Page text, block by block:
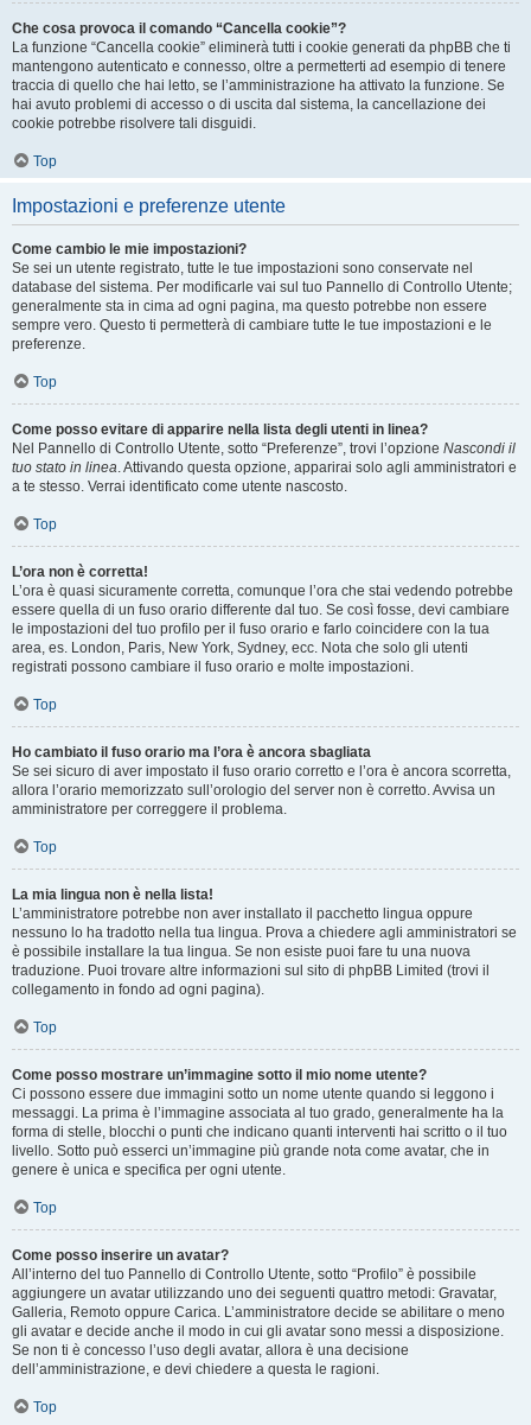
Che cosa provoca il comando “Cancella cookie”?
La funzione “Cancella cookie” eliminerà tutti i cookie generati da phpBB che ti
mantengono autenticato e connesso, oltre a permetterti ad esempio di tenere
traccia di quello che hai letto, se l’amministrazione ha attivato la funzione. Se
hai avuto problemi di accesso o di uscita dal sistema, la cancellazione dei
cookie potrebbe risolvere tali disguidi.
Top
Impostazioni e preferenze utente
Come cambio le mie impostazioni?
Se sei un utente registrato, tutte le tue impostazioni sono conservate nel
database del sistema. Per modificarle vai sul tuo Pannello di Controllo Utente;
generalmente sta in cima ad ogni pagina, ma questo potrebbe non essere
sempre vero. Questo ti permetterà di cambiare tutte le tue impostazioni e le
preferenze.
Top
Come posso evitare di apparire nella lista degli utenti in linea?
Nel Pannello di Controllo Utente, sotto “Preferenze”, trovi l’opzione Nascondi il
tuo stato in linea. Attivando questa opzione, apparirai solo agli amministratori e
a te stesso. Verrai identificato come utente nascosto.
Top
L’ora non è corretta!
L’ora è quasi sicuramente corretta, comunque l’ora che stai vedendo potrebbe
essere quella di un fuso orario differente dal tuo. Se così fosse, devi cambiare
le impostazioni del tuo profilo per il fuso orario e farlo coincidere con la tua
area, es. London, Paris, New York, Sydney, ecc. Nota che solo gli utenti
registrati possono cambiare il fuso orario e molte impostazioni.
Top
Ho cambiato il fuso orario ma l’ora è ancora sbagliata
Se sei sicuro di aver impostato il fuso orario corretto e l’ora è ancora scorretta,
allora l’orario memorizzato sull’orologio del server non è corretto. Avvisa un
amministratore per correggere il problema.
Top
La mia lingua non è nella lista!
L’amministratore potrebbe non aver installato il pacchetto lingua oppure
nessuno lo ha tradotto nella tua lingua. Prova a chiedere agli amministratori se
è possibile installare la tua lingua. Se non esiste puoi fare tu una nuova
traduzione. Puoi trovare altre informazioni sul sito di phpBB Limited (trovi il
collegamento in fondo ad ogni pagina).
Top
Come posso mostrare un’immagine sotto il mio nome utente?
Ci possono essere due immagini sotto un nome utente quando si leggono i
messaggi. La prima è l’immagine associata al tuo grado, generalmente ha la
forma di stelle, blocchi o punti che indicano quanti interventi hai scritto o il tuo
livello. Sotto può esserci un’immagine più grande nota come avatar, che in
genere è unica e specifica per ogni utente.
Top
Come posso inserire un avatar?
All’interno del tuo Pannello di Controllo Utente, sotto “Profilo” è possibile
aggiungere un avatar utilizzando uno dei seguenti quattro metodi: Gravatar,
Galleria, Remoto oppure Carica. L’amministratore decide se abilitare o meno
gli avatar e decide anche il modo in cui gli avatar sono messi a disposizione.
Se non ti è concesso l’uso degli avatar, allora è una decisione
dell’amministrazione, e devi chiedere a questa le ragioni.
Top